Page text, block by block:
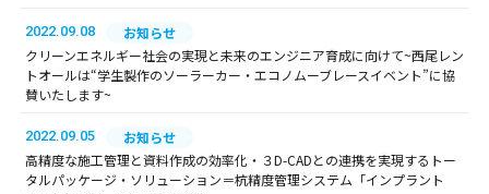
2022.09.08
お知らせ
クリーンエネルギー社会の実現と未来のエンジニア育成に向けて~西尾レン
トオールは“学生製作のソーラーカー・エコノムーブレースイベント”に協
賛いたします~
2022.09.05
お知らせ
高精度な施工管理と資料作成の効率化・３D-CADとの連携を実現するトー
タルパッケージ・ソリューション＝杭精度管理システム「インプラント